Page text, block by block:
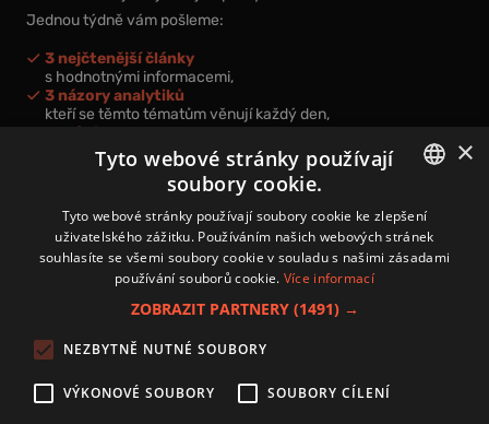
Jednou týdně vám pošleme:
3 nejčtenější články
s hodnotnými informacemi,
3 názory analytiků
kteří se těmto tématům věnují každý den,
nová videa a podcasty
k prohloubení vašich znalostí.
Přihlášením k newsletteru vyjadřujete svůj souhlas spodmínkami
zpracování osobních údajů.
Zásady používání souborů cookies
Autoři
CZECH
×
Tyto webové stránky používají
soubory cookie.
Tyto webové stránky používají soubory cookie ke zlepšení
uživatelského zážitku. Používáním našich webových stránek
souhlasíte se všemi soubory cookie v souladu s našimi zásadami
používání souborů cookie. Více informací
ZOBRAZIT PARTNERY (1491) →
NEZBYTNĚ NUTNÉ SOUBORY
VÝKONOVÉ SOUBORY SOUBORY CÍLENÍ